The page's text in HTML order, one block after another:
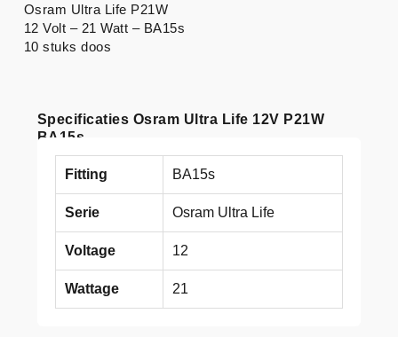
Specificaties Osram Ultra Life 12V P21W
BA15s
Fitting BA15s
Serie Osram Ultra Life
Voltage 12
Wattage 21
Osram Ultra Life P21W
12 Volt – 21 Watt – BA15s
10 stuks doos